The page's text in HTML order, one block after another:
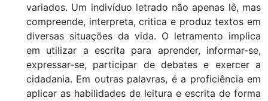
variados. Um indivíduo letrado não apenas lê, mas
compreende, interpreta, critica e produz textos em
diversas situações da vida. O letramento implica
em utilizar a escrita para aprender, informar-se,
expressar-se, participar de debates e exercer a
cidadania. Em outras palavras, é a proficiência em
aplicar as habilidades de leitura e escrita de forma